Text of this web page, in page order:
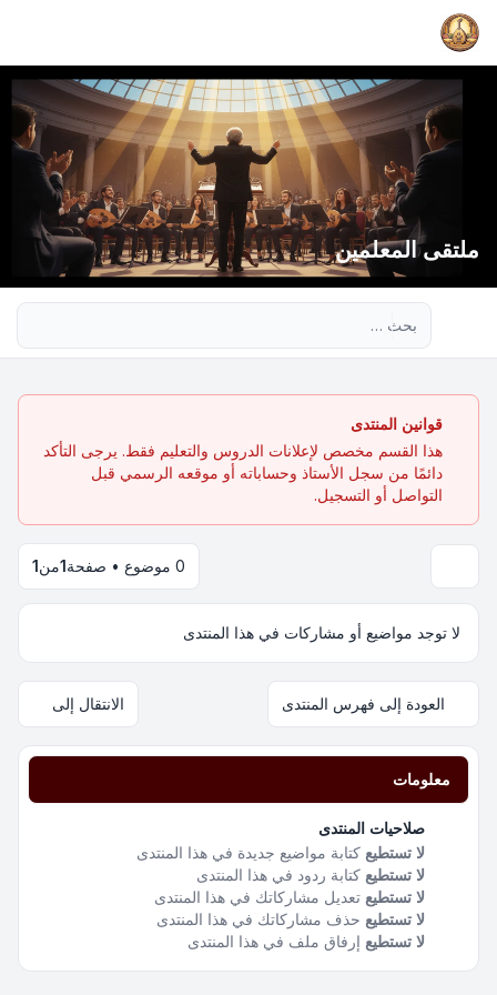
ملتقى المعلمين
قوانين المنتدى
هذا القسم مخصص لإعلانات الدروس والتعليم فقط. يرجى التأكد
دائمًا من سجل الأستاذ وحساباته أو موقعه الرسمي قبل
التواصل أو التسجيل.
0 موضوع • صفحة 1من1
لا توجد مواضيع أو مشاركات في هذا المنتدى
العودة إلى فهرس المنتدى الانتقال إلى
معلومات
صلاحيات المنتدى
لا تستطيع كتابة مواضيع جديدة في هذا المنتدى
لا تستطيع كتابة ردود في هذا المنتدى
لا تستطيع تعديل مشاركاتك في هذا المنتدى
لا تستطيع حذف مشاركاتك في هذا المنتدى
لا تستطيع إرفاق ملف في هذا المنتدى